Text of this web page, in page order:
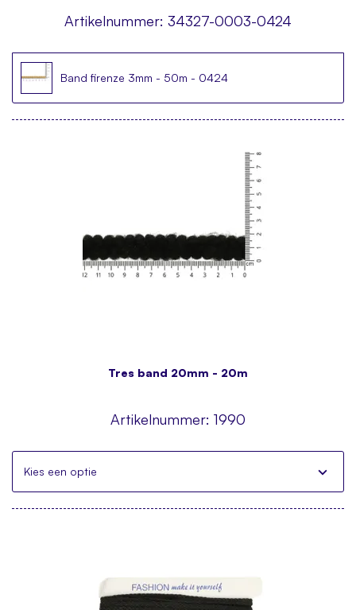
Artikelnummer: 34327-0003-0424
Band firenze 3mm - 50m - 0424
Tres band 20mm - 20m
Artikelnummer: 1990
Kies een optie